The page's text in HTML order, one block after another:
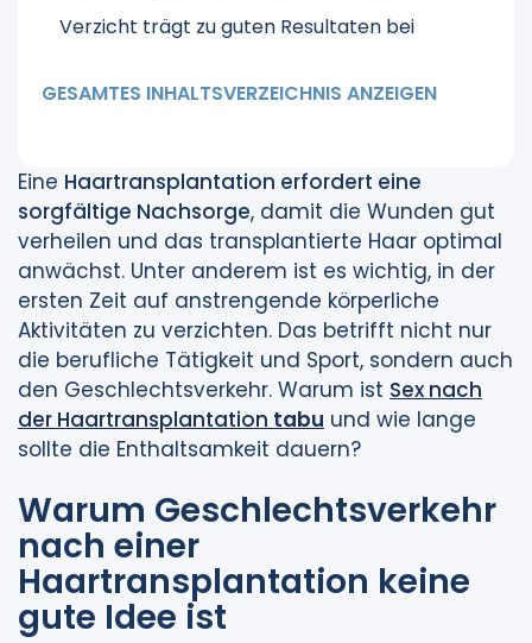
Verzicht trägt zu guten Resultaten bei
GESAMTES INHALTSVERZEICHNIS ANZEIGEN
Eine Haartransplantation erfordert eine
sorgfältige Nachsorge, damit die Wunden gut
verheilen und das transplantierte Haar optimal
anwächst. Unter anderem ist es wichtig, in der
ersten Zeit auf anstrengende körperliche
Aktivitäten zu verzichten. Das betrifft nicht nur
die berufliche Tätigkeit und Sport, sondern auch
den Geschlechtsverkehr. Warum ist Sex nach
der Haartransplantation tabu und wie lange
sollte die Enthaltsamkeit dauern?
Warum Geschlechtsverkehr
nach einer
Haartransplantation keine
gute Idee ist